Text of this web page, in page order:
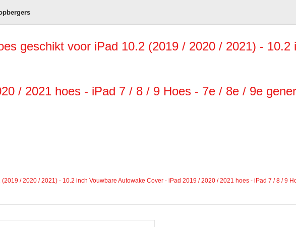
geschikt voor iPad 10.2 (2019 / 2020 / 2021) - 10.2
/ 2021 hoes - iPad 7 / 8 / 9 Hoes - 7e / 8e / 9e
/ 2020 / 2021) - 10.2 inch Vouwbare Autowake Cover - iPad 2019 / 2020 / 2021 hoes - iPad 7 / 8 / 9